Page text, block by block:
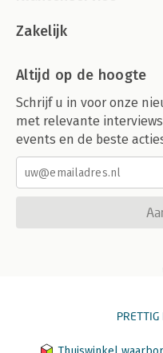
Zakelijk
Altijd op de hoogte
Schrijf u in voor onze
met relevante
events en de beste